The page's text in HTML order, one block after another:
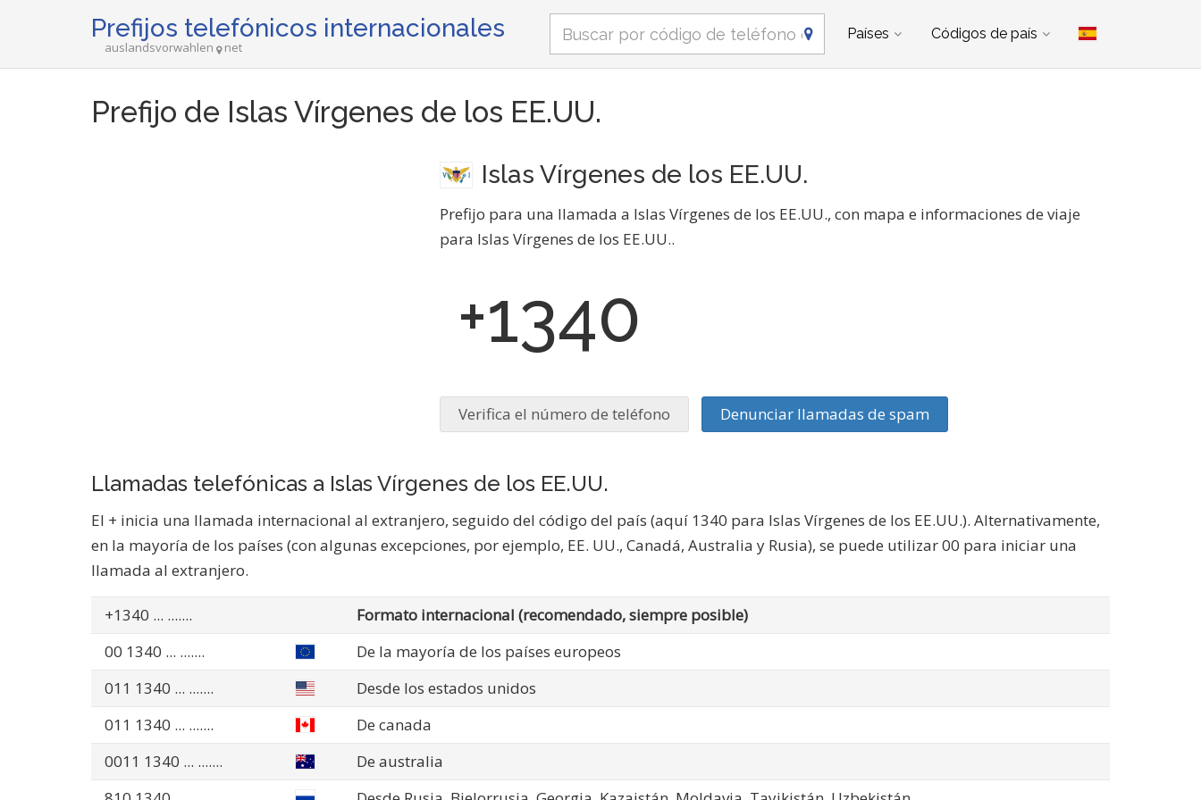
Prefijos telefónicos internacionales
auslandsvorwahlen net
Países Códigos de país
Prefijo de Islas Vírgenes de los EE.UU.
Islas Vírgenes de los EE.UU.
Prefijo para una llamada a Islas Vírgenes de los EE.UU., con mapa e informaciones de viaje
para Islas Vírgenes de los EE.UU..
+1340
Verifica el número de teléfono Denunciar llamadas de spam
Llamadas telefónicas a Islas Vírgenes de los EE.UU.
El + inicia una llamada internacional al extranjero, seguido del código del país (aquí 1340 para Islas Vírgenes de los EE.UU.). Alternativamente,
en la mayoría de los países (con algunas excepciones, por ejemplo, EE. UU., Canadá, Australia y Rusia), se puede utilizar 00 para iniciar una
llamada al extranjero.
+1340 ... .......
Formato internacional (recomendado, siempre posible)
00 1340 ... .......
De la mayoría de los países europeos
011 1340 ... .......
Desde los estados unidos
011 1340 ... .......
De canada
0011 1340 ... .......
De australia